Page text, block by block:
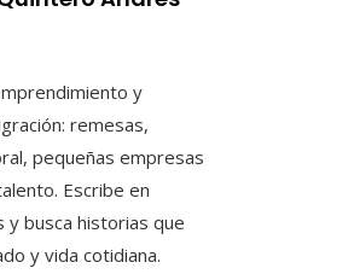
y
remesas,
pequeñas empresas
Escribe en
y busca historias que
y vida cotidiana.